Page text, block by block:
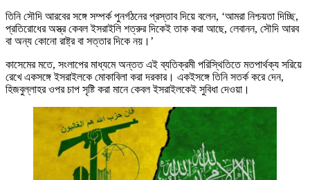
তিনি সৌদি আরবের সঙ্গে সম্পর্ক পুনর্গঠনের প্রস্তাব দিয়ে বলেন, ‘আমরা নিশ্চয়তা দিচ্ছি,
প্রতিরোধের অস্ত্র কেবল ইসরাইলি শত্রুর দিকেই তাক করা আছে, লেবানন, সৌদি আরব
বা অন্য কোনো রাষ্ট্র বা সত্তার দিকে নয়।’
কাসেমের মতে, সংলাপের মাধ্যমে অন্তত এই ব্যতিক্রমী পরিস্থিতিতে মতপার্থক্য সরিয়ে
রেখে একসঙ্গে ইসরাইলকে মোকাবিলা করা দরকার। একইসঙ্গে তিনি সতর্ক করে দেন,
হিজবুল্লাহর ওপর চাপ সৃষ্টি করা মানে কেবল ইসরাইলকেই সুবিধা দেওয়া।